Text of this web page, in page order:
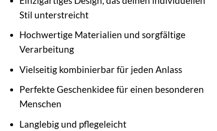
Stil unterstreicht
Hochwertige Materialien und sorgfältige
Verarbeitung
Vielseitig kombinierbar für jeden Anlass
Perfekte Geschenkidee für einen besonderen
Menschen
Langlebig und pflegeleicht